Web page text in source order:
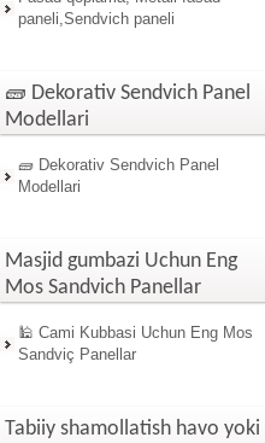
paneli,Sendvich paneli
🧱 Dekorativ Sendvich Panel
Modellari
🧱 Dekorativ Sendvich Panel
Modellari
Masjid gumbazi Uchun Eng
Mos Sandvich Panellar
🕌 Cami Kubbasi Uchun Eng Mos
Sandviç Panellar
Tabiiy shamollatish havo yoki